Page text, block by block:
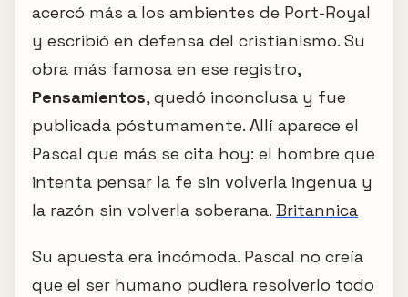
acercó más a los ambientes de Port-Royal
y escribió en defensa del cristianismo. Su
obra más famosa en ese registro,
Pensamientos, quedó inconclusa y fue
publicada póstumamente. Allí aparece el
Pascal que más se cita hoy: el hombre que
intenta pensar la fe sin volverla ingenua y
la razón sin volverla soberana. Britannica
Su apuesta era incómoda. Pascal no creía
que el ser humano pudiera resolverlo todo